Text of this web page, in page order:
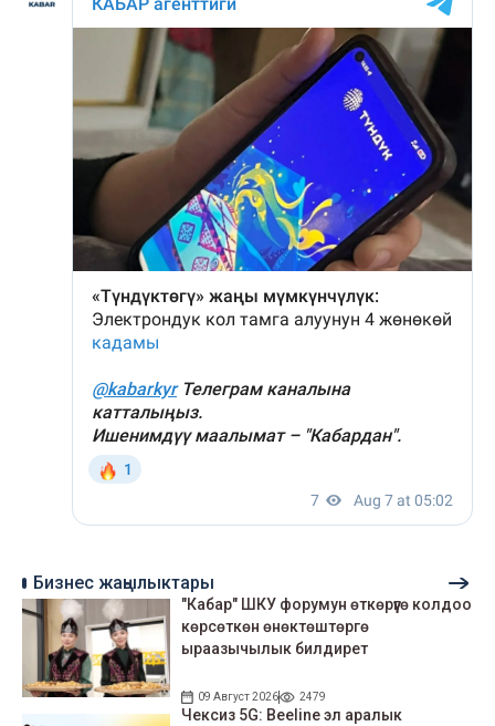
Бизнес жаңылыктары
"Кабар" ШКУ форумун өткөрүүгө колдоо
көрсөткөн өнөктөштөргө
ыраазычылык билдирет
09 Август 2026 2479
Чексиз 5G: Beeline эл аралык